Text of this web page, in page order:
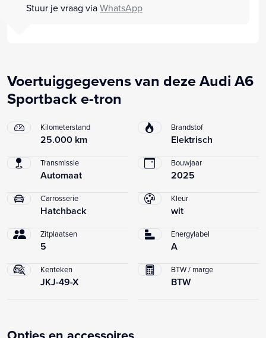
Stuur je vraag viaWhatsApp
Voertuiggegevens van deze Audi A6
Sportback e-tron
Kilometerstand
25.000 km
Brandstof
Elektrisch
Transmissie
Automaat
Bouwjaar
2025
Carrosserie
Hatchback
Kleur
wit
Zitplaatsen
5
Energylabel
A
Kenteken
JKJ-49-X
BTW / marge
BTW